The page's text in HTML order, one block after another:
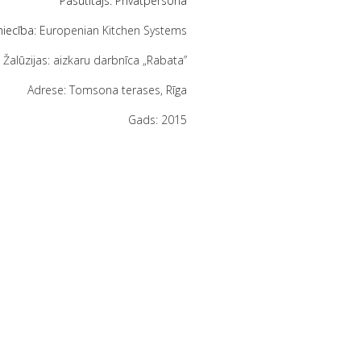
Europenian Kitchen Systems
Žalūzijas: aizkaru darbnīca „Rabata”
Adrese: Tomsona terases, Rīga
Gads: 2015